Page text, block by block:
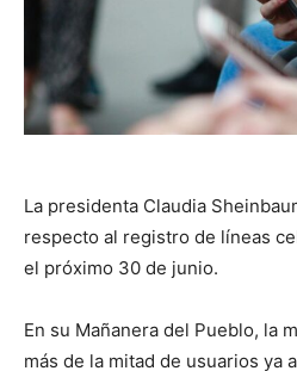
La presidenta Claudia
respecto al registro de líneas
el próximo 30 de junio.
En su Mañanera del Pueblo, la
más de la mitad de usuarios ya